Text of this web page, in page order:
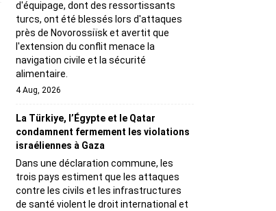
d'équipage, dont des ressortissants
turcs, ont été blessés lors d'attaques
près de Novorossiïsk et avertit que
l'extension du conflit menace la
navigation civile et la sécurité
alimentaire.
4 Aug, 2026
La Türkiye, l’Égypte et le Qatar
condamnent fermement les violations
israéliennes à Gaza
Dans une déclaration commune, les
trois pays estiment que les attaques
contre les civils et les infrastructures
de santé violent le droit international et